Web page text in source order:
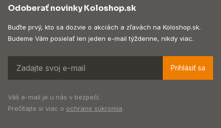
Odoberať novinky Koloshop.sk
Buďte prvý, kto sa dozvie o akciách a zľavách na Koloshop.sk.
Budeme Vám posielať len jeden e-mail týždenne, nikdy viac.
Prihlásiť sa
Váš e-mail je u nás v bezpečí.
Prečítajte si viac o ochrane súkromia.